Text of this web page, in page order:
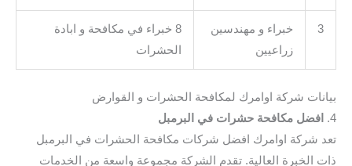
3
خبراء و مهندسين
زراعيين
8 خبراء في مكافحة و ابادة
الحشرات
بيانات شركة اوامرك لمكافحة الحشرات و القوارض
4.
افضل مكافحة حشرات في البرمبل
تعد شركة اوامرك افضل شركات مكافحة الحشرات في البرمبل
ذات الخبرة العالية. تقدم الشركة مجموعة واسعة من الخدمات